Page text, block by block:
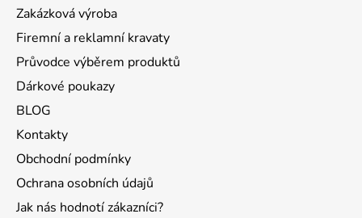
Zakázková výroba
Firemní a reklamní kravaty
Průvodce výběrem produktů
Dárkové poukazy
BLOG
Kontakty
Obchodní podmínky
Ochrana osobních údajů
Jak nás hodnotí zákazníci?